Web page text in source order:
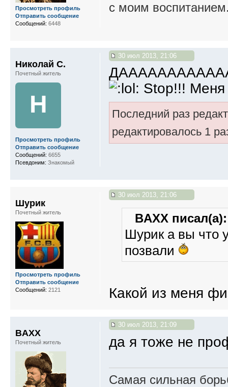
с моим
Просмотреть профиль
Отправить сообщение
Сообщений: 6448
30 июл 2013, 21:06
Stop!!!
Последний раз
редактировалось 1
Николай С.
Почетный житель
Н
Просмотреть профиль
Отправить сообщение
Сообщений: 6655
Псевдоним: Знакомый
30 июл 2013, 21:06
BAXX писал(а):
Шурик а вы что
позвали
Какой из меня
Шурик
Почетный житель
Просмотреть профиль
Отправить сообщение
Сообщений: 2121
30 июл 2013, 21:09
да я тоже не
Самая сильная
BAXX
Почетный житель